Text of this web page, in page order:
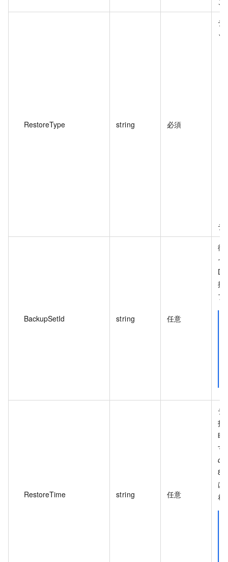
RestoreType string 必須
デ
ッ
デ
BackupSetId string 任意
復
セ
操
プ
RestoreTime string 任意
デ
指
時
す
dd
は
れ